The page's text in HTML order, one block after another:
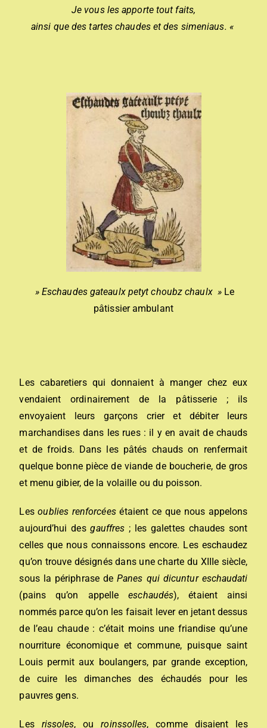
Je vous les apporte tout faits,
ainsi que des tartes chaudes et des simeniaus. «
» Eschaudes gateaulx petyt choubz chaulx » Le
pâtissier ambulant
Les cabaretiers qui donnaient à manger chez eux
vendaient ordinairement de la pâtisserie ; ils
envoyaient leurs garçons crier et débiter leurs
marchandises dans les rues : il y en avait de chauds
et de froids. Dans les pâtés chauds on renfermait
quelque bonne pièce de viande de boucherie, de gros
et menu gibier, de la volaille ou du poisson.
Lesoublies renforcéesétaient ce que nous appelons
aujourd’hui desgauffres ; les galettes chaudes sont
celles que nous connaissons encore. Les eschaudez
qu’on trouve désignés dans une charte du XIIIe siècle,
sous la périphrase dePanes qui dicuntur eschaudati
(pains qu’on appelleeschaudés), étaient ainsi
nommés parce qu’on les faisait lever en jetant dessus
de l’eau chaude : c’était moins une friandise qu’une
nourriture économique et commune, puisque saint
Louis permit aux boulangers, par grande exception,
de cuire les dimanches des échaudés pour les
pauvres gens.
Les rissoles, ouroinssolles, comme disaient les